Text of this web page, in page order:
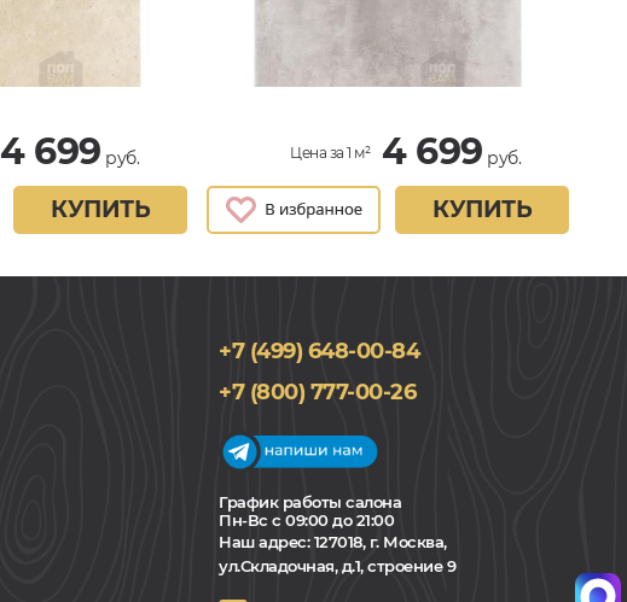
4 699 руб.
КУПИТЬ
Цена за 1 м² 4 699 руб.
КУПИТЬ
+7 (499) 648-00-84
+7 (800) 777-00-26
График работы салона
Пн-Вс с 09:00 до 21:00
Наш адрес:127018, г. Москва,
ул.Складочная, д.1, строение 9